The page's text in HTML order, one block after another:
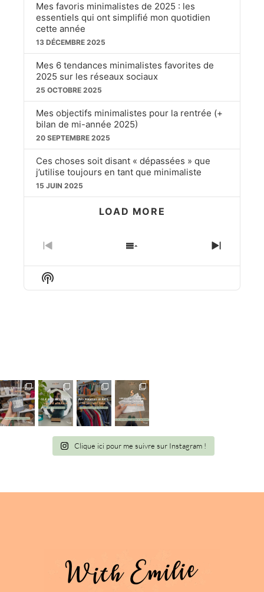
Mes favoris minimalistes de 2025 : les
essentiels qui ont simplifié mon quotidien
cette année
13 DÉCEMBRE 2025
Mes 6 tendances minimalistes favorites de
2025 sur les réseaux sociaux
25 OCTOBRE 2025
Mes objectifs minimalistes pour la rentrée (+
bilan de mi-année 2025)
20 SEPTEMBRE 2025
Ces choses soit disant « dépassées » que
j’utilise toujours en tant que minimaliste
15 JUIN 2025
LOAD MORE
PREVIOUS
EPISODE
SHOW
EPISODES
NEXT
Show
Podcast
Clique ici pour me suivre sur Instagram !